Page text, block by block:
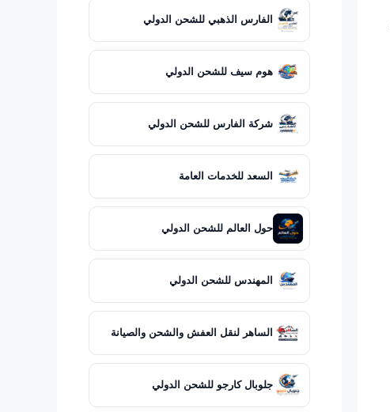
الفارس الذهبي للشحن الدولي
هوم سيف للشحن الدولي
شركة الفارس للشحن الدولي
السعد للخدمات العامة
حول العالم للشحن الدولي
المهندس للشحن الدولي
الساهر لنقل العفش والشحن والصيانة
جلوبال كارجو للشحن الدولي